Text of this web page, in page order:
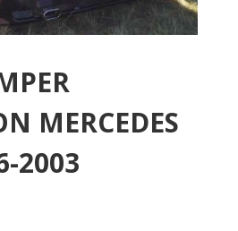
MERCEDES
2003